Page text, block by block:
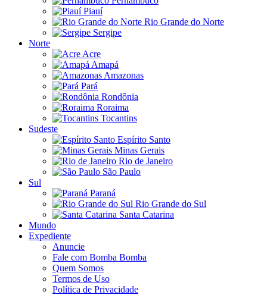
Piauí
Rio Grande do Norte
Sergipe
Norte
Acre
Amapá
Amazonas
Pará
Rondônia
Roraima
Tocantins
Sudeste
Espírito Santo
Minas Gerais
Rio de Janeiro
São Paulo
Sul
Paraná
Rio Grande do Sul
Santa Catarina
Mundo
Expediente
Anuncie
Fale com Bomba Bomba
Quem Somos
Termos de Uso
Política de Privacidade